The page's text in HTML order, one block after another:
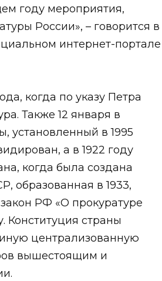
году мероприятия,
России», – говорится в
интернет-портале
когда по указу Петра
Также 12 января в
установленный в 1995
а в 1922 году
когда была создана
образованная в 1933,
РФ «О прокуратуре
Конституция страны
централизованную
вышестоящим и